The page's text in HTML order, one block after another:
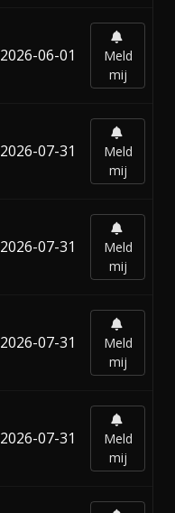
2026-06-01
Meld
mij
2026-07-31
Meld
mij
2026-07-31
Meld
mij
2026-07-31
Meld
mij
2026-07-31
Meld
mij